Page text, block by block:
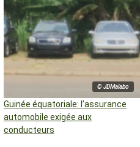
© JDMalabo
Guinée équatoriale: l’assurance
automobile exigée aux
conducteurs